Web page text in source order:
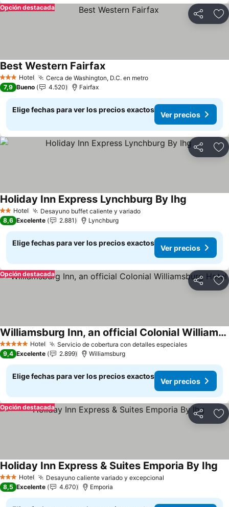
Compartir
Opción destacada
3 Estrellas
Hotel Cerca de Washington, D.C. en metro
Best Western Fairfax
7,9 Bueno 4.520 Fairfax
Elige fechas para ver los precios exactos
Ver precios
Compartir
2 Estrellas
Hotel Desayuno buffet caliente y variado
Holiday Inn Express Lynchburg By Ihg
8,6 Excelente 2.881 Lynchburg
Elige fechas para ver los precios exactos
Ver precios
Compartir
Opción destacada
5 Estrellas Hotel Servicio de cobertura con detalles especiales
Williamsburg Inn, an official Colonial Williamsburg Hotel
9,4 Excelente 2.899 Williamsburg
Elige fechas para ver los precios exactos
Ver precios
Compartir
Opción destacada
3 Estrellas
Hotel Desayuno caliente variado y excepcional
Holiday Inn Express & Suites Emporia By Ihg
8,5 Excelente 4.670 Emporia